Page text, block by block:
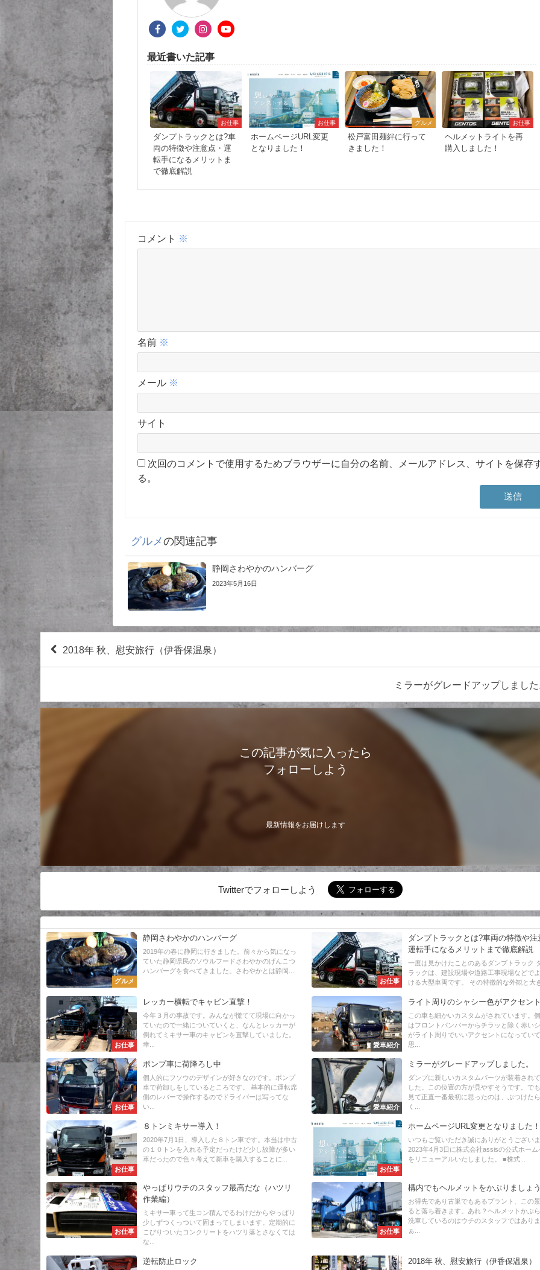
最近書いた記事
お仕事
ダンプトラックとは?車
両の特徴や注意点・運
転手になるメリットま
で徹底解説
お仕事
ホームページURL変更
となりました！
グルメ
松戸富田麺絆に行って
きました！
お仕事
ヘルメットライトを再
購入しました！
コメント ※
名前 ※
メール ※
サイト
次回のコメントで使用するためブラウザーに自分の名前、メールアドレス、サイトを保存
る。
グルメの関連記事
静岡さわやかのハンバーグ
2023年5月16日
2018年 秋、慰安旅行（伊香保温泉）
ミラーがグレードアップしまし
この記事が気に入ったら
フォローしよう
最新情報をお届けします
Twitterでフォローしよう
グルメ
静岡さわやかのハンバーグ
2019年の春に静岡に行きました。前々から気になっ
ていた静岡県民のソウルフードさわやかのげんこつ
ハンバーグを食べてきました。さわやかとは静岡...
お仕事
ダンプトラックとは?車両の特徴や注
運転手になるメリットまで徹底解説
一度は見かけたことのあるダンプトラック
ラックは、建設現場や道路工事現場などで
ける大型車両です。 その特徴的な外観と大
お仕事
レッカー横転でキャビン直撃！
今年３月の事故です。みんなが慌てて現場に向かっ
ていたので一緒についていくと、なんとレッカーが
倒れてミキサー車のキャビンを直撃していました。
幸...
愛車紹介
ライト周りのシャシー色がアクセン
この車も細かいカスタムがされています。
はフロントバンパーからチラッと除く赤い
がライト周りでいいアクセントになってい
思...
お仕事
ポンプ車に荷降ろし中
個人的にフソウのデザインが好きなのです。ポンプ
車で荷卸しをしているところです。 基本的に運転席
側のレバーで操作するのでドライバーは写ってな
い...
愛車紹介
ミラーがグレードアップしました。
ダンプに新しいカスタムパーツが装着され
した。この位置の方が見やすそうです。で
見て正直一番最初に思ったのは、ぶつけた
く...
お仕事
８トンミキサー導入！
2020年7月1日、導入した８トン車です。本当は中古
の１０トンを入れる予定だったけど少し故障が多い
車だったので色々考えて新車を購入することに...
お仕事
ホームページURL変更となりました！
いつもご覧いただき誠にありがとうござい
2023年4月3日に株式会社assisの公式ホーム
をリニューアルいたしました。 ■株式...
お仕事
やっぱりウチのスタッフ最高だな（ハツリ
作業編）
ミキサー車って生コン積んでるわけだからやっぱり
少しずつくっついて固まってしまいます。定期的に
こびりついたコンクリートをハツリ落とさなくては
な...
お仕事
構内でもヘルメットをかぶりましょ
お得先であり古巣でもあるプラント、この
ると落ち着きます。あれ？ヘルメットかぶ
洗車しているのはウチのスタッフではあり
ぁ...
逆転防止ロック 2018年 秋、慰安旅行（伊香保温泉）